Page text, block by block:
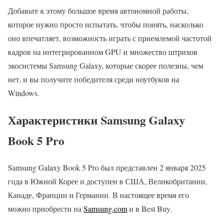
Добавьте к этому большое время автономной работы,
которое нужно просто испытать, чтобы понять, насколько
оно впечатляет, возможность играть с приемлемой частотой
кадров на интегрированном GPU и множество штрихов
экосистемы Samsung Galaxy, которые скорее полезны, чем
нет, и вы получите победителя среди ноутбуков на
Windows.
Характеристики Samsung Galaxy
Book 5 Pro
Samsung Galaxy Book 5 Pro был представлен 2 января 2025
года в Южной Корее и доступен в США, Великобритании,
Канаде, Франции и Германии. В настоящее время его
можно приобрести на Samsung.comи в Best Buy.